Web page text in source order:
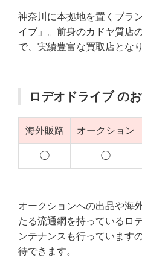
神奈川に本拠地を置くブラ
イブ」。前身のカドヤ質店
で、実績豊富な買取店となり
ロデオドライブ の
海外販路 オークション
◯ ◯
オークションへの出品や海
たる流通網を持っているロ
ンテナンスも行っています
待できます。